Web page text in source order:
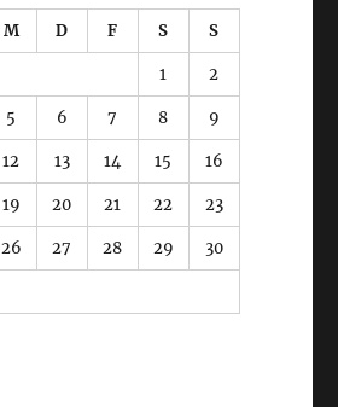
M D F S S
1 2
5 6 7 8 9
12 13 14 15 16
19 20 21 22 23
26 27 28 29 30